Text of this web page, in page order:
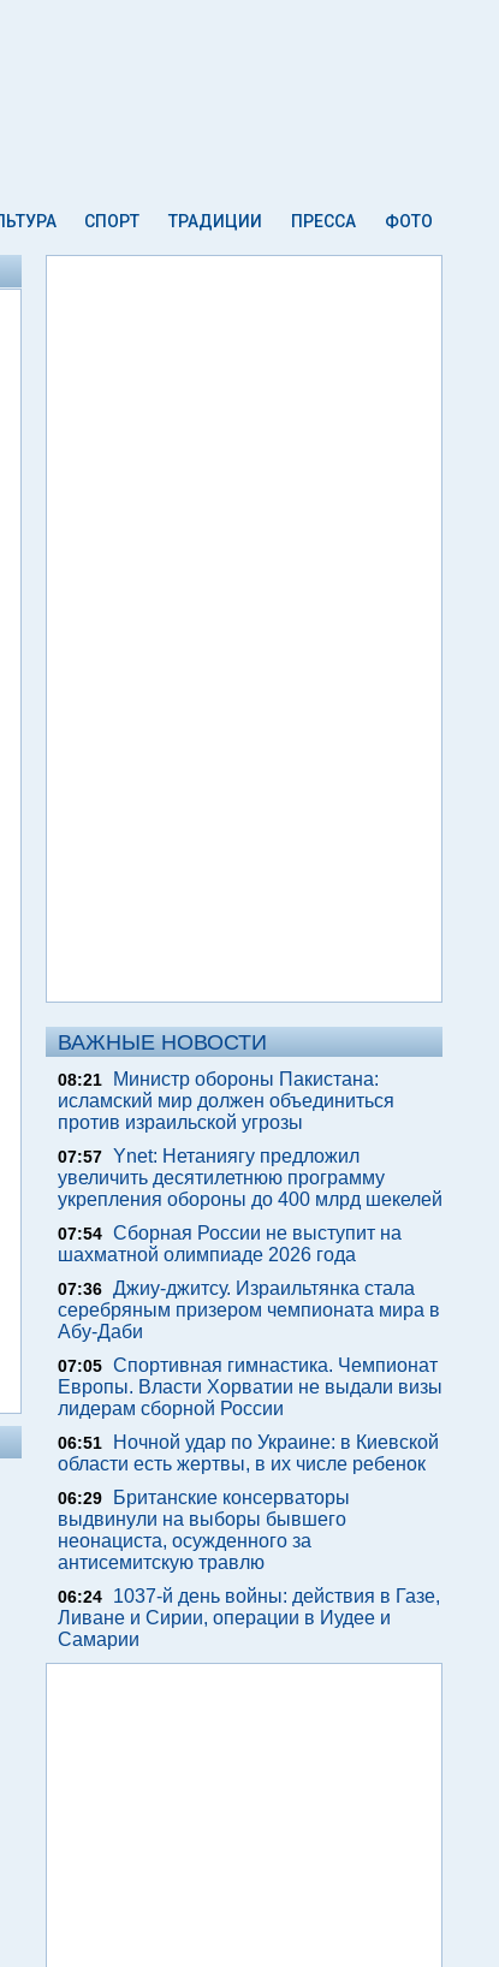
СПОРТ ТРАДИЦИИ ПРЕССА ФОТО
ВАЖНЫЕ НОВОСТИ
08:21
Министр обороны Пакистана:
исламский мир должен объединиться
против израильской угрозы
07:57 Ynet: Нетаниягу предложил
увеличить десятилетнюю программу
укрепления обороны до 400 млрд шекелей
07:54 Сборная России не выступит на
шахматной олимпиаде 2026 года
07:36 Джиу-джитсу. Израильтянка стала
серебряным призером чемпионата мира в
Абу-Даби
07:05 Спортивная гимнастика. Чемпионат
Европы. Власти Хорватии не выдали визы
лидерам сборной России
06:51
Ночной удар по Украине: в Киевской
области есть жертвы, в их числе ребенок
06:29
Британские консерваторы
выдвинули на выборы бывшего
неонациста, осужденного за
антисемитскую травлю
06:24
1037-й день войны: действия в Газе,
Ливане и Сирии, операции в Иудее и
Самарии